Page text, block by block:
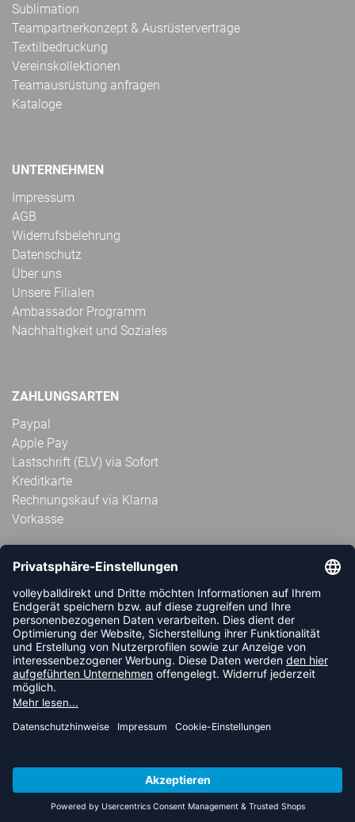
Sublimation
Teampartnerkonzept & Ausrüsterverträge
Textilbedruckung
Vereinskollektionen
Teamausrüstung anfragen
Kataloge
UNTERNEHMEN
Impressum
AGB
Widerrufsbelehrung
Datenschutz
Über uns
Unsere Filialen
Ambassador Programm
Nachhaltigkeit und Soziales
ZAHLUNGSARTEN
Paypal
Apple Pay
Lastschrift (ELV) via Sofort
Kreditkarte
Rechnungskauf via Klarna
Vorkasse
ABONNIERE JETZT DEN KOSTENLOSEN
VOLLEYBALLDIREKT-NEWSLETTER UND VERPASSE KEINE
NEUIGKEIT ODER AKTION MEHR.
JETZT ANMELDEN